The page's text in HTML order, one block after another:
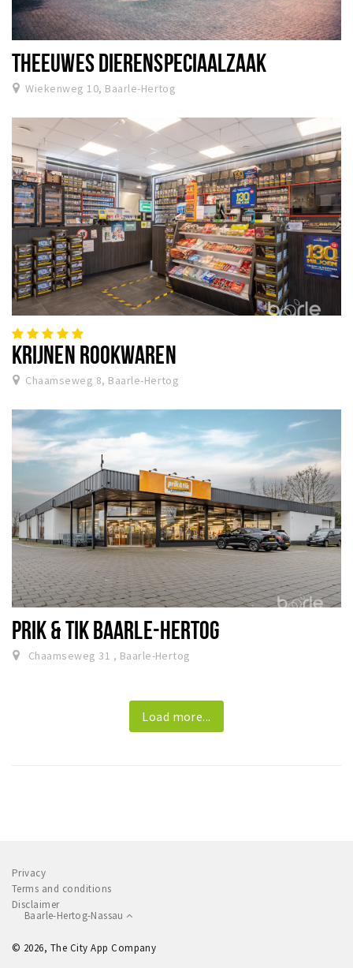
THEEUWES DIERENSPECIAALZAAK
Wiekenweg 10, Baarle-Hertog
KRIJNEN ROOKWAREN
Chaamseweg 8, Baarle-Hertog
PRIK & TIK BAARLE-HERTOG
Chaamseweg 31 , Baarle-Hertog
Load more...
Privacy
Terms and conditions
Disclaimer
Baarle-Hertog-Nassau
© 2026, The City App Company